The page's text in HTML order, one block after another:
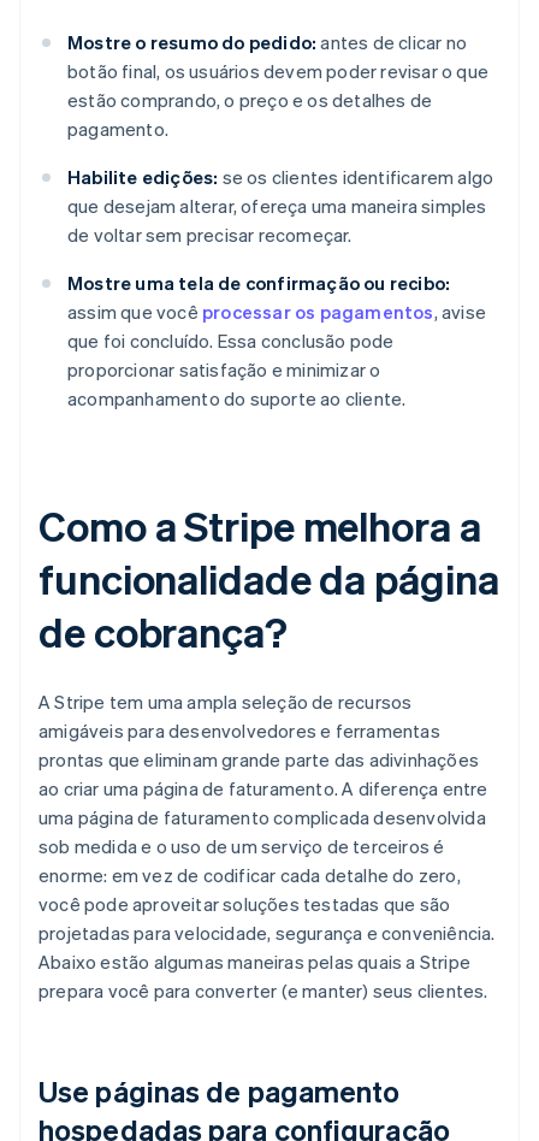
Mostre o resumo do pedido: antes de clicar no
botão final, os usuários devem poder revisar o que
estão comprando, o preço e os detalhes de
pagamento.
Habilite edições: se os clientes identificarem algo
que desejam alterar, ofereça uma maneira simples
de voltar sem precisar recomeçar.
Mostre uma tela de confirmação ou recibo:
assim que você processar os pagamentos, avise
que foi concluído. Essa conclusão pode
proporcionar satisfação e minimizar o
acompanhamento do suporte ao cliente.
Como a Stripe melhora a
funcionalidade da página
de cobrança?
A Stripe tem uma ampla seleção de recursos
amigáveis para desenvolvedores e ferramentas
prontas que eliminam grande parte das adivinhações
ao criar uma página de faturamento. A diferença entre
uma página de faturamento complicada desenvolvida
sob medida e o uso de um serviço de terceiros é
enorme: em vez de codificar cada detalhe do zero,
você pode aproveitar soluções testadas que são
projetadas para velocidade, segurança e conveniência.
Abaixo estão algumas maneiras pelas quais a Stripe
prepara você para converter (e manter) seus clientes.
Use páginas de pagamento
hospedadas para configuração